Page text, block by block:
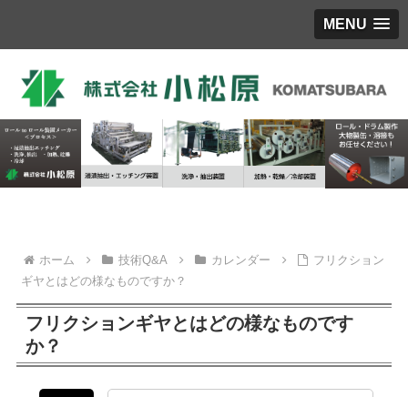
MENU
ホーム 技術Q&A カレンダー
フリクション
ギヤとはどの様なものですか？
フリクションギヤとはどの様なものです
か？